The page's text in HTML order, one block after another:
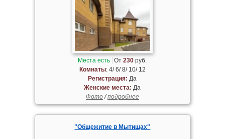
Места есть От230 руб.
Комнаты: 4/ 6/ 8/ 10/ 12
Регистрация: Да
Женские места: Да
Фото/подробнее
"Общежитие в Мытищах"